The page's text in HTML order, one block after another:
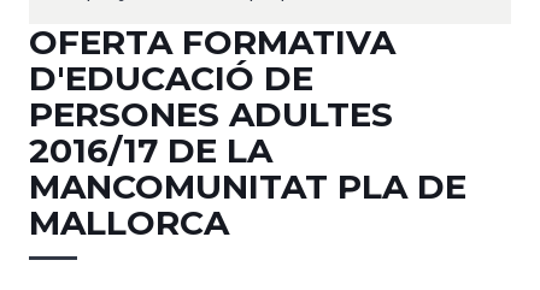
OFERTA FORMATIVA
D'EDUCACIÓ DE
PERSONES ADULTES
2016/17 DE LA
MANCOMUNITAT PLA DE
MALLORCA